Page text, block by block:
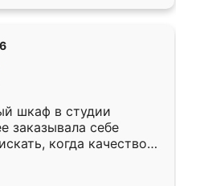
шкаф в студии
заказывала себе
когда качеством
кухня уже почти
нет.